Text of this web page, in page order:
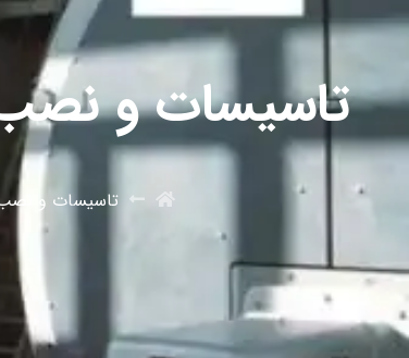
تاسیسات و نصب
تاسیسات و نصب